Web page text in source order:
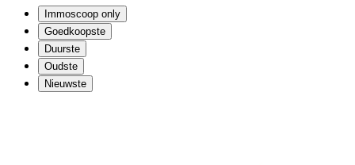
Immoscoop only
Goedkoopste
Duurste
Oudste
Nieuwste